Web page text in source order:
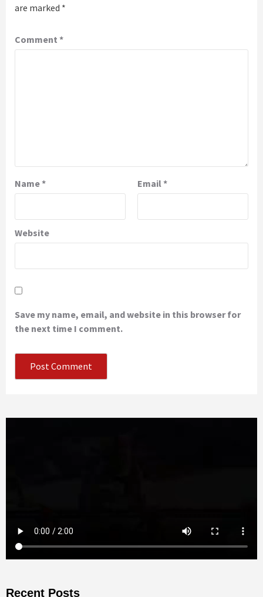
are marked *
Comment *
Name* Email *
Website
Save my name, email, and website in this browser for
the next time I comment.
Recent Posts